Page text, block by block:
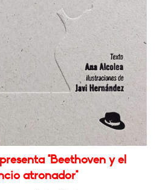
"Beethoven y el
atronador"